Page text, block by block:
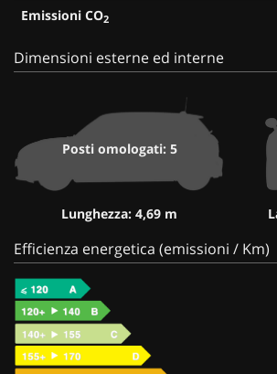
Emissioni CO2
Dimensioni esterne ed interne
Posti omologati: 5
Lunghezza: 4,69 m
Efficienza energetica (emissioni / Km)